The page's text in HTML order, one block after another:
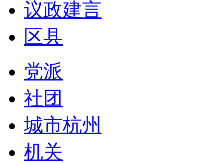
议政建言
区县
党派
社团
城市杭州
机关